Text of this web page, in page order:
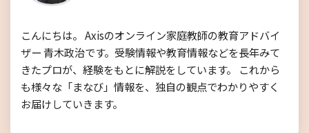
こんにちは。 Axisのオンライン家庭教師の教育アドバイ
ザー 青木政治です。受験情報や教育情報などを長年みて
きたプロが、経験をもとに解説をしています。 これから
も様々な「まなび」情報を、独自の観点でわかりやすく
お届けしていきます。